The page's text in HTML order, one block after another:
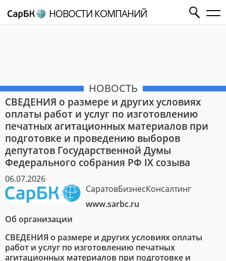
НОВОСТИ КОМПАНИЙ
НОВОСТЬ
СВЕДЕНИЯ о размере и других условиях
оплаты работ и услуг по изготовлению
печатных агитационных материалов при
подготовке и проведению выборов
депутатов Государственной Думы
Федерального собрания РФ IX созыва
06.07.2026
СаратовБизнесКонсалтинг
www.sarbc.ru
Об организации
СВЕДЕНИЯ о размере и других условиях оплаты
работ и услуг по изготовлению печатных
агитационных материалов при подготовке и